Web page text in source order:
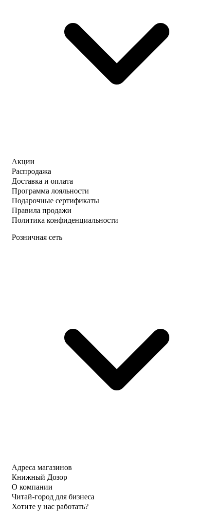
Акции
Распродажа
Доставка и оплата
Программа лояльности
Подарочные сертификаты
Правила продажи
Политика конфиденциальности
Розничная сеть
Адреса магазинов
Книжный Дозор
О компании
Читай-город для бизнеса
Хотите у нас работать?